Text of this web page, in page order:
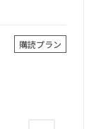
購読プラン